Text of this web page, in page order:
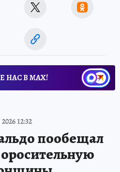
НАС В МАХ!
12:32
пообещал